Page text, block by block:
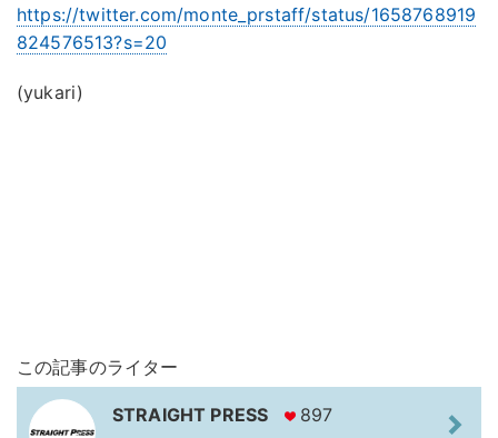
https://twitter.com/monte_prstaff/status/1658768919
824576513?s=20
(yukari)
この記事のライター
STRAIGHT PRESS 897